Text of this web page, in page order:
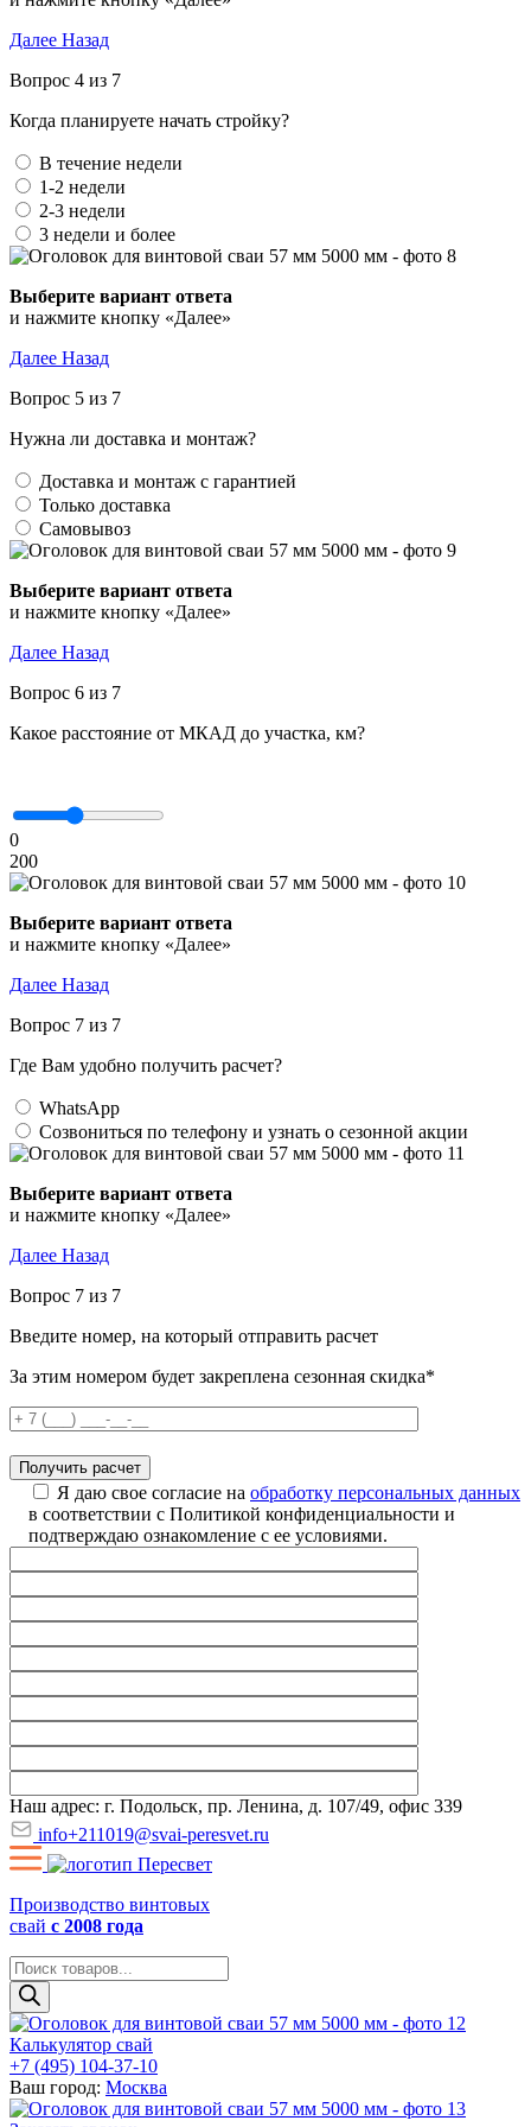
Далее Назад
Вопрос 4 из 7
Когда планируете начать стройку?
В течение недели
1-2 недели
2-3 недели
3 недели и более
Выберите вариант ответа
и нажмите кнопку «Далее»
Далее Назад
Вопрос 5 из 7
Нужна ли доставка и монтаж?
Доставка и монтаж с гарантией
Только доставка
Самовывоз
Выберите вариант ответа
и нажмите кнопку «Далее»
Далее Назад
Вопрос 6 из 7
Какое расстояние от МКАД до участка, км?
0
200
Выберите вариант ответа
и нажмите кнопку «Далее»
Далее Назад
Вопрос 7 из 7
Где Вам удобно получить расчет?
WhatsApp
Созвониться по телефону и узнать о сезонной акции
Выберите вариант ответа
и нажмите кнопку «Далее»
Далее Назад
Вопрос 7 из 7
Введите номер, на который отправить расчет
За этим номером будет закреплена сезонная скидка*
Я даю свое согласие на обработку персональных данных
в соответствии с Политикой конфиденциальности и
подтверждаю ознакомление с ее условиями.
Наш адрес: г. Подольск, пр. Ленина, д. 107/49, офис 339
info+211019@svai-peresvet.ru
Производство винтовых
свай с 2008 года
Поиск
товаров
Калькулятор свай
+7 (495) 104-37-10
Ваш город: Москва